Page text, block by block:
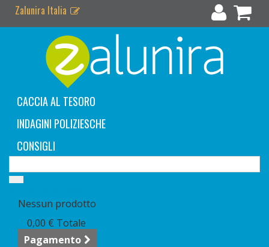
Zalunira Italia
CACCIA AL TESORO
INDAGINI POLIZIESCHE
CONSIGLI
Nessun prodotto
0,00 € Totale
Pagamento